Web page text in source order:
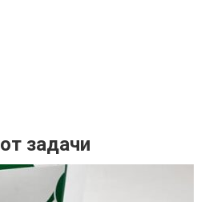
задачи